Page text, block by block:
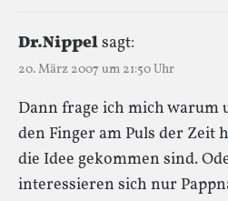
Dr.Nippelsagt:
20. März 2007 um 21:50 Uhr
Dann frage ich mich warum
den Finger am Puls der Zeit
die Idee gekommen sind.
interessieren sich nur